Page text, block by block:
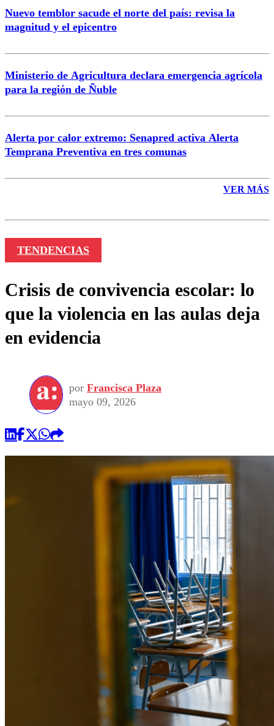
Nuevo temblor sacude el norte del país: revisa la
magnitud y el epicentro
Ministerio de Agricultura declara emergencia agrícola
para la región de Ñuble
Alerta por calor extremo: Senapred activa Alerta
Temprana Preventiva en tres comunas
VER MÁS
TENDENCIAS
Crisis de convivencia escolar: lo
que la violencia en las aulas deja
en evidencia
por Francisca Plaza
mayo 09, 2026